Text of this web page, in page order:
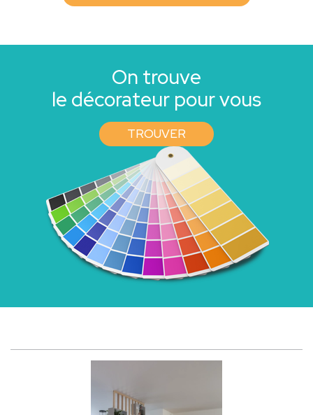
On trouve
le décorateur pour vous
TROUVER